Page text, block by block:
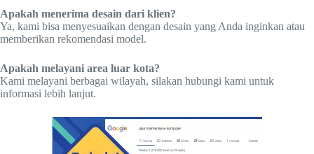
Apakah menerima desain dari klien?
Ya, kami bisa menyesuaikan dengan desain yang Anda inginkan atau
memberikan rekomendasi model.
Apakah melayani area luar kota?
Kami melayani berbagai wilayah, silakan hubungi kami untuk
informasi lebih lanjut.